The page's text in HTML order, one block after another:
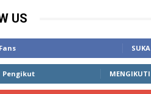
US
Fans SUKA
Pengikut MENGIKUTI